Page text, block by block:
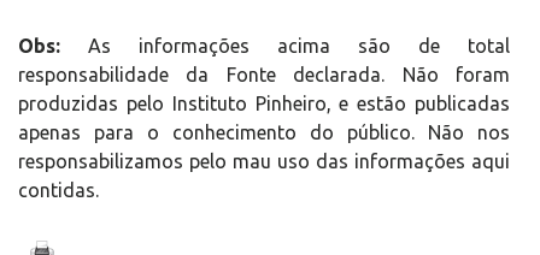
Obs: As informações acima são de total
responsabilidade da Fonte declarada. Não foram
produzidas pelo Instituto Pinheiro, e estão publicadas
apenas para o conhecimento do público. Não nos
responsabilizamos pelo mau uso das informações aqui
contidas.